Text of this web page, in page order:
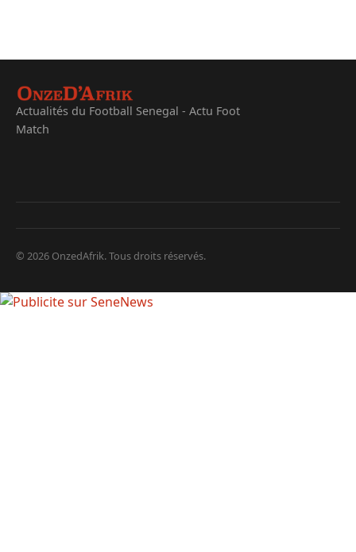
Actualités du Football Senegal - Actu Foot
Match
© 2026 OnzedAfrik. Tous droits réservés.